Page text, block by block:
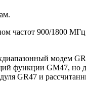
частот 900/1800
модем
функции GM47, но
GR47 и